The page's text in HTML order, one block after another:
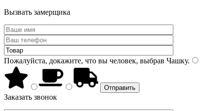
Вызвать замерщика
Пожалуйста, докажите, что вы человек, выбрав Чашку.
Заказать звонок